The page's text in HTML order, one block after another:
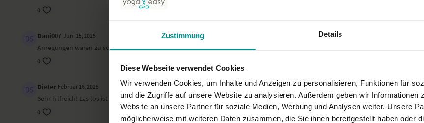
Zustimmung Details
Diese Webseite verwendet Cookies
Wir verwenden Cookies, um Inhalte und Anzeigen zu personalisieren, Funktionen für
und die Zugriffe auf unsere Website zu analysieren. Außerdem geben wir Informationen
Website an unsere Partner für soziale Medien, Werbung und Analysen weiter. Unsere
möglicherweise mit weiteren Daten zusammen, die Sie ihnen bereitgestellt haben oder
0
Dani007 Juni 15, 2025
Anregungen waren zu schnell aufeinanderfolgend, trotzdem eine gelungene Einheit. Danke
0
Dieter Februar 16, 2025
Sehr hilfreich! Las los ist genial!
0